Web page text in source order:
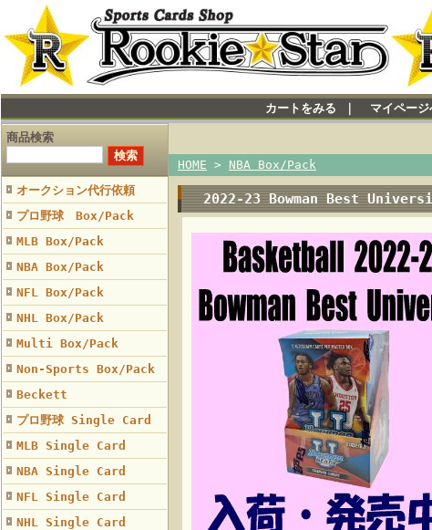
カートをみる
マイペー
商品検索
オークション代行依頼
プロ野球 Box/Pack
MLB Box/Pack
NBA Box/Pack
NFL Box/Pack
NHL Box/Pack
Multi Box/Pack
Non-Sports Box/Pack
Beckett
プロ野球 Single Card
MLB Single Card
NBA Single Card
NFL Single Card
NHL Single Card
HOME > NBA Box/Pack
2022-23 Bowman Best